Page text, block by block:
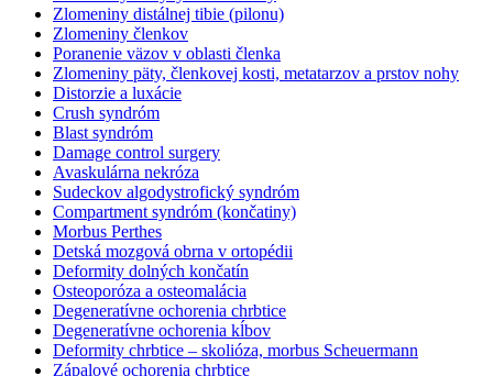
Zlomeniny distálnej tibie (pilonu)
Zlomeniny členkov
Poranenie väzov v oblasti členka
Zlomeniny päty, členkovej kosti, metatarzov a prstov nohy
Distorzie a luxácie
Crush syndróm
Blast syndróm
Damage control surgery
Avaskulárna nekróza
Sudeckov algodystrofický syndróm
Compartment syndróm (končatiny)
Morbus Perthes
Detská mozgová obrna v ortopédii
Deformity dolných končatín
Osteoporóza a osteomalácia
Degeneratívne ochorenia chrbtice
Degeneratívne ochorenia kĺbov
Deformity chrbtice – skolióza, morbus Scheuermann
Zápalové ochorenia chrbtice